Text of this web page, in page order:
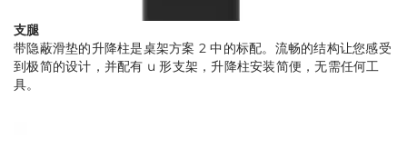
支腿
带隐蔽滑垫的升降柱是桌架方案 2 中的标配。流畅的结构让您感受
到极简的设计，并配有 u 形支架，升降柱安装简便，无需任何工
具。